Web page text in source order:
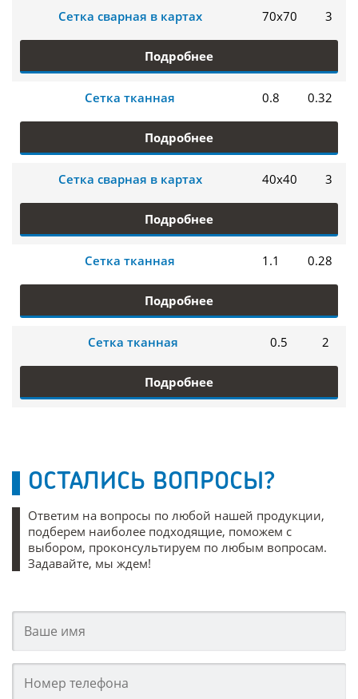
Сетка сварная в картах 70х70 3
Подробнее
Сетка тканная 0.8 0.32
Подробнее
Сетка сварная в картах 40х40 3
Подробнее
Сетка тканная 1.1 0.28
Подробнее
Сетка тканная 0.5 2
Подробнее
ОСТАЛИСЬ ВОПРОСЫ?
Ответим на вопросы по любой нашей продукции,
подберем наиболее подходящие, поможем с
выбором, проконсультируем по любым вопросам.
Задавайте, мы ждем!